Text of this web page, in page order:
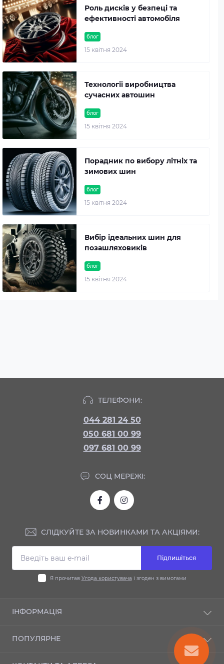
блог
15 квітня 2024
Роль дисків у безпеці та
ефективності автомобіля
блог
15 квітня 2024
Технології виробництва
сучасних автошин
блог
15 квітня 2024
Порадник по вибору літніх та
зимових шин
блог
15 квітня 2024
Вибір ідеальних шин для
позашляховиків
ТЕЛЕФОНИ:
044 281 24 50
050 681 00 99
097 681 00 99
СОЦ МЕРЕЖІ:
СЛІДКУЙТЕ ЗА НОВИНКАМИ ТА АКЦІЯМИ:
Підпишіться
Я прочитав Угода користувача і згоден з вимогами
ІНФОРМАЦІЯ
Гарантія
ПОПУЛЯРНЕ